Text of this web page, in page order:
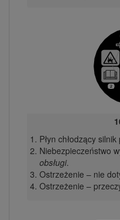
Płyn chłodzący
Niebezpieczeństwo
obsługi.
Ostrzeżenie – nie
Ostrzeżenie –